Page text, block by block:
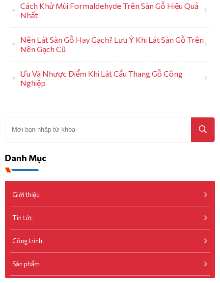
Cách Khử Mùi Formaldehyde Trên Sàn Gỗ Hiệu Quả
Nhất
Nên Lát Sàn Gỗ Hay Gạch? Lưu Ý Khi Lát Sàn Gỗ Trên
Nên Gạch Cũ
Ưu Và Nhược Điểm Khi Lát Cầu Thang Gỗ Công
Nghiệp
Danh Mục
Giới thiệu
Tin tức
Công trình
Sản phẩm